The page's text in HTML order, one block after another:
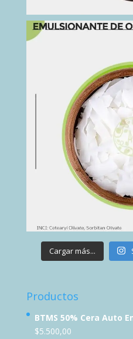
Cargar más...
Productos
BTMS 50% Cera Auto
$5.500,00